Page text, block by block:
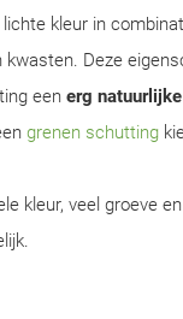
lichte kleur in
kwasten. Deze
een erg
grenen schutting
kleur, veel groeve